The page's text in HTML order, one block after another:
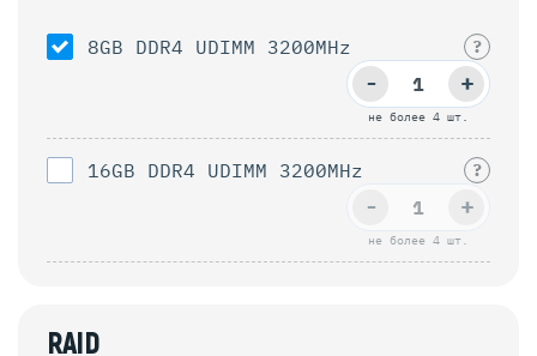
8GB DDR4 UDIMM 3200MHz ?
не более 4 шт.
+
-
16GB DDR4 UDIMM 3200MHz ?
не более 4 шт.
+
-
RAID